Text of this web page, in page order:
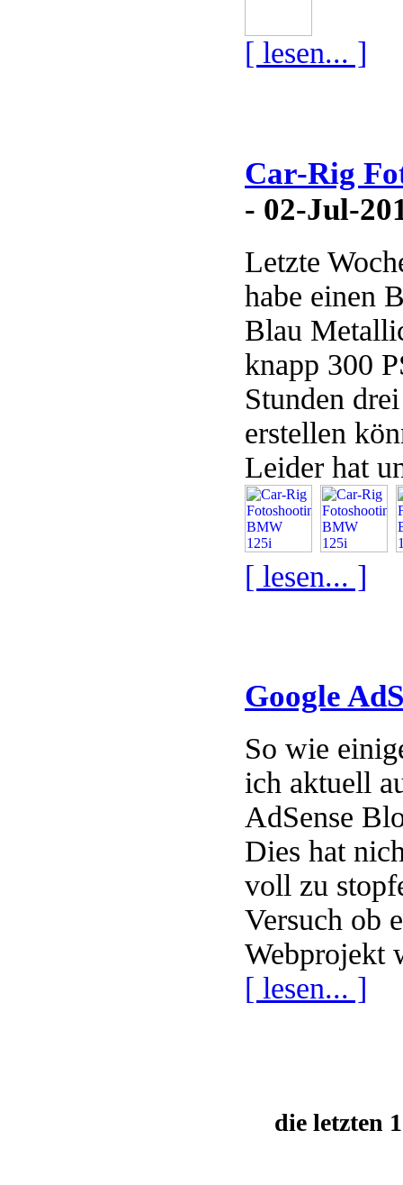
[ lesen... ]
Car-Rig
- 02-Jul-
Letzte
habe einen
Blau
knapp 300
Stunden
erstellen
Leider hat
[ lesen... ]
Google
So wie
ich aktuell
AdSense
Dies hat
voll zu
Versuch ob
Webprojekt
[ lesen... ]
die letzten